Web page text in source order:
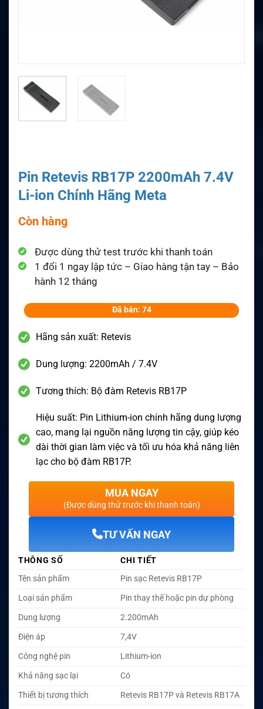
Pin Retevis RB17P 2200mAh 7.4V
Li-ion Chính Hãng Meta
Còn hàng
Được dùng thử test trước khi thanh toán
1 đổi 1 ngay lập tức – Giao hàng tận tay – Bảo
hành 12 tháng
Đã bán: 74
Hãng sản xuất: Retevis
Dung lượng: 2200mAh / 7.4V
Tương thích: Bộ đàm Retevis RB17P
Hiệu suất: Pin Lithium-ion chính hãng dung lượng
cao, mang lại nguồn năng lượng tin cậy, giúp kéo
dài thời gian làm việc và tối ưu hóa khả năng liên
lạc cho bộ đàm RB17P.
MUA NGAY
(Được dùng thử trước khi thanh toán)
TƯ VẤN NGAY
THÔNG SỐ
CHI TIẾT
Tên sản phẩm
Pin sạc Retevis RB17P
Loại sản phẩm
Pin thay thế hoặc pin dự phòng
Dung lượng
2.200mAh
Điện áp
7,4V
Công nghệ pin
Lithium-ion
Khả năng sạc lại
Có
Thiết bị tương thích
Retevis RB17P và Retevis RB17A